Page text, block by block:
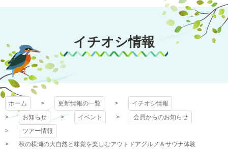
文
キ
プ
歩楽～里（ぶら～
り）よこぜ
イチオシ情報
ホーム 更新情報の一覧
イチオシ情報
お知らせ
イベント
会員からのお知らせ
ツアー情報
秋の横瀬の大自然と味覚を楽しむアウトドアグルメ＆サウナ体験